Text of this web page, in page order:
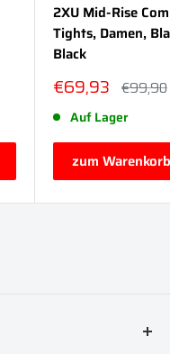
2XU Mid-Rise
Tights, Damen,
Black
Sonderpreis
€69,93 €99,90
Auf Lager
zum